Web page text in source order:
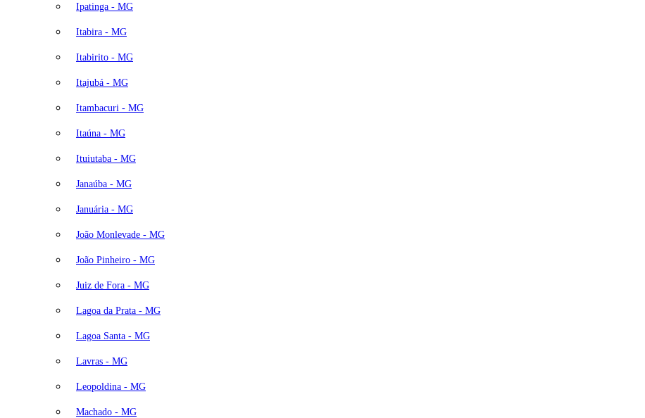
Ipatinga - MG
Itabira - MG
Itabirito - MG
Itajubá - MG
Itambacuri - MG
Itaúna - MG
Ituiutaba - MG
Janaúba - MG
Januária - MG
João Monlevade - MG
João Pinheiro - MG
Juiz de Fora - MG
Lagoa da Prata - MG
Lagoa Santa - MG
Lavras - MG
Leopoldina - MG
Machado - MG